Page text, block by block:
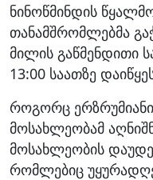
ნინოწმინდის
თანამშრომლებმა
მილის გაწმენდითი
13:00 საათზე
როგორც
მოსახლეობამ
მოსახლეობის
რომლებიც